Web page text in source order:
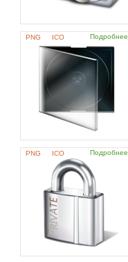
PNG ICO Подробнее
PNG ICO Подробнее